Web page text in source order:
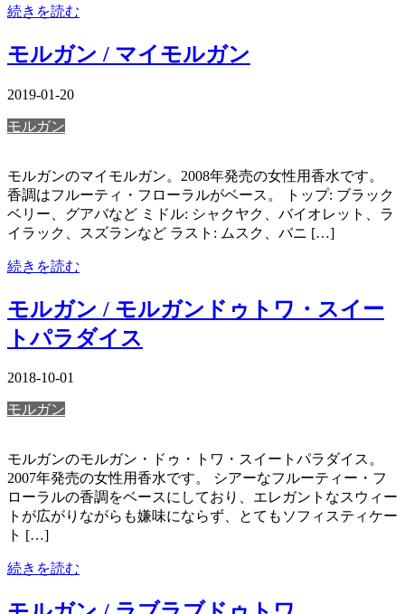
続きを読む
モルガン / マイモルガン
2019-01-20
モルガン
モルガンのマイモルガン。2008年発売の女性用香水です。
香調はフルーティ・フローラルがベース。 トップ: ブラック
ベリー、グアバなど ミドル: シャクヤク、バイオレット、ラ
イラック、スズランなど ラスト: ムスク、バニ […]
続きを読む
モルガン / モルガンドゥトワ・スイー
トパラダイス
2018-10-01
モルガン
モルガンのモルガン・ドゥ・トワ・スイートパラダイス。
2007年発売の女性用香水です。 シアーなフルーティー・フ
ローラルの香調をベースにしており、エレガントなスウィー
トが広がりながらも嫌味にならず、とてもソフィスティケー
ト […]
続きを読む